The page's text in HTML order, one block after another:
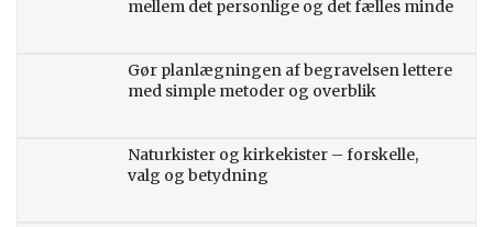
mellem det personlige og det fælles minde
Gør planlægningen af begravelsen lettere
med simple metoder og overblik
Naturkister og kirkekister – forskelle,
valg og betydning